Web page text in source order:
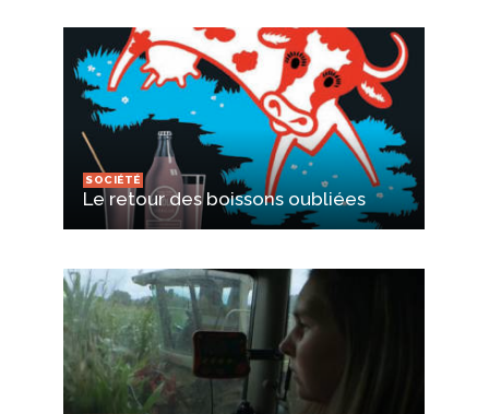
SOCIÉTÉ
Le retour des boissons oubliées